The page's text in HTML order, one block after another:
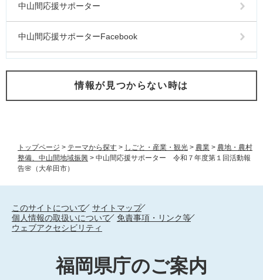
トップページ > テーマから探す > しごと・産業・観光 > 農業 > 農地・農村
整備、中山間地域振興 > 中山間応援サポーター 令和７年度第１回活動報
告🌸（大牟田市）
中山間応援サポーター
中山間応援サポーターFacebook
情報が見つからない時は
このサイトについて
サイトマップ
個人情報の取扱いについて
免責事項・リンク等
ウェブアクセシビリティ
福岡県庁のご案内